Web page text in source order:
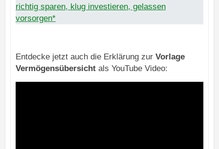
richtig sparen, klug investieren, gelassen
vorsorgen*
Entdecke jetzt auch die Erklärung zur Vorlage
Vermögensübersichtals YouTube Video: